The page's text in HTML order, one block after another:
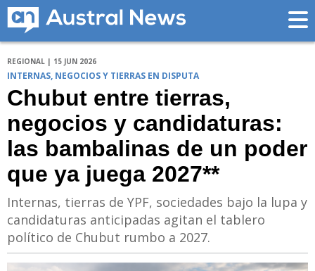
REGIONAL | 15 JUN 2026
INTERNAS, NEGOCIOS Y TIERRAS EN DISPUTA
Chubut entre tierras,
negocios y candidaturas:
las bambalinas de un poder
que ya juega 2027**
Internas, tierras de YPF, sociedades bajo la lupa y
candidaturas anticipadas agitan el tablero
político de Chubut rumbo a 2027.